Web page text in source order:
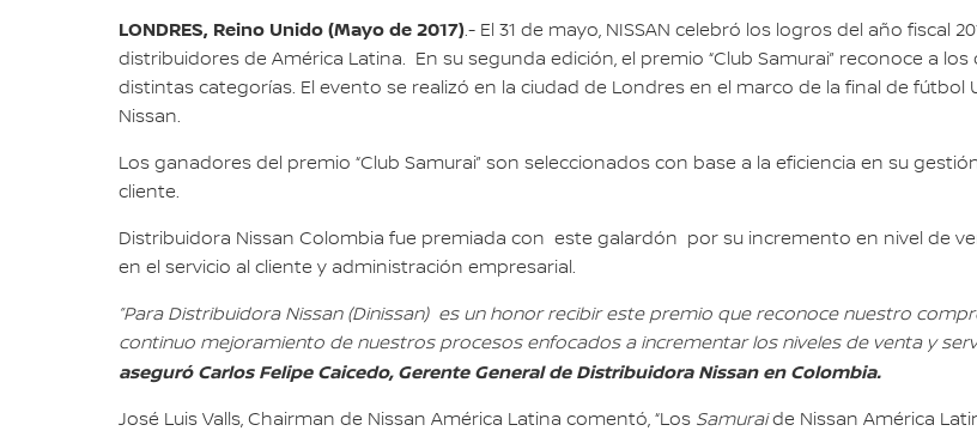
LONDRES, Reino Unido (Mayo de 2017).- El 31 de mayo, NISSAN celebró los logros del año fiscal
distribuidores de América Latina. En su segunda edición, el premio “Club Samurai” reconoce a
distintas categorías. El evento se realizó en la ciudad de Londres en el marco de la final de fútbol
Nissan.
Los ganadores del premio “Club Samurai” son seleccionados con base a la eficiencia en su
cliente.
Distribuidora Nissan Colombia fue premiada con este galardón por su incremento en nivel de
en el servicio al cliente y administración empresarial.
”Para Distribuidora Nissan (Dinissan) es un honor recibir este premio que reconoce nuestro
continuo mejoramiento de nuestros procesos enfocados a incrementar los niveles de venta y
aseguró Carlos Felipe Caicedo, Gerente General de Distribuidora Nissan en Colombia.
José Luis Valls, Chairman de Nissan América Latina comentó, “Los Samuraide Nissan América